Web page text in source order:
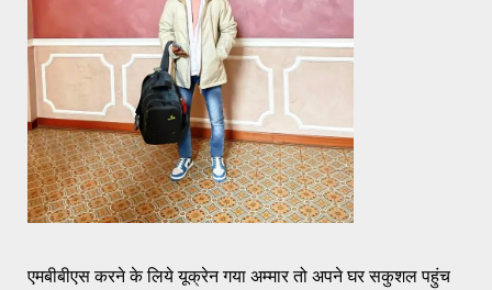
एमबीबीएस करने के लिये यूक्रेन गया अम्मार तो अपने घर सकुशल पहुंच